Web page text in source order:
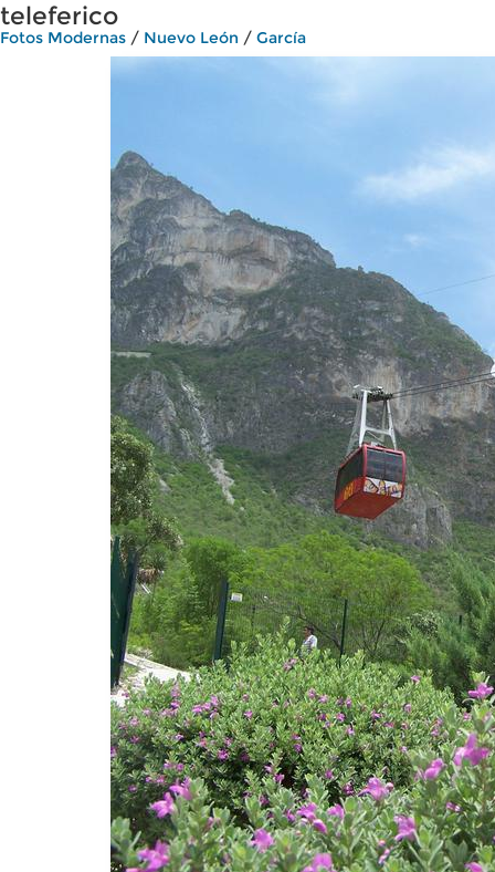
teleferico
Fotos Modernas / Nuevo León / García